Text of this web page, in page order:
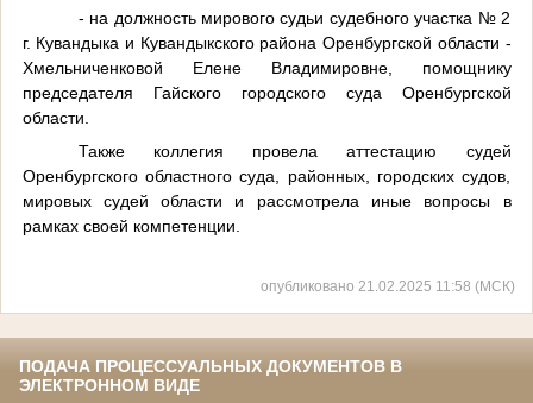
- на должность мирового судьи судебного участка № 2
г. Кувандыка и Кувандыкского района Оренбургской области -
Хмельниченковой Елене Владимировне, помощнику
председателя Гайского городского суда Оренбургской
области.
Также коллегия провела аттестацию судей
Оренбургского областного суда, районных, городских судов,
мировых судей области и рассмотрела иные вопросы в
рамках своей компетенции.
опубликовано 21.02.2025 11:58 (МСК)
ПОДАЧА ПРОЦЕССУАЛЬНЫХ ДОКУМЕНТОВ В
ЭЛЕКТРОННОМ ВИДЕ